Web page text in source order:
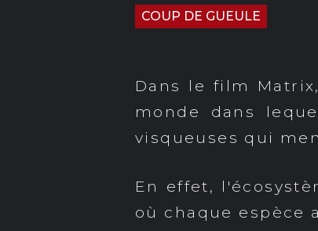
COUP DE GUEULE
Dans le film
monde dans
visqueuses qui
En effet,
où chaque espèce